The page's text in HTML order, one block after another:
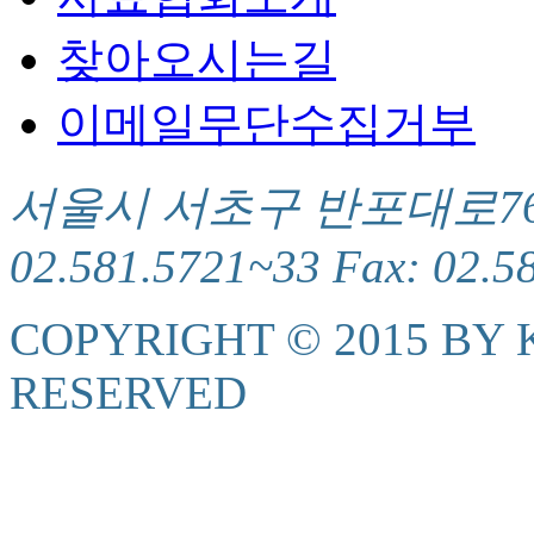
찾아오시는길
이메일무단수집거부
서울시 서초구 반포대로
02.581.5721~33 Fax:
COPYRIGHT © 2015 BY
RESERVED